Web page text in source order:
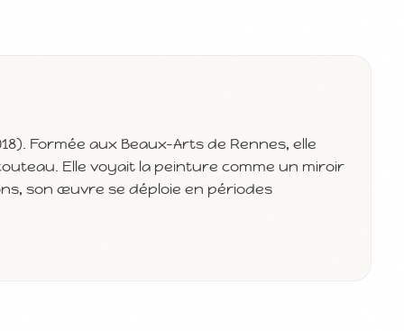
Formée aux Beaux-Arts de Rennes, elle
Elle voyait la peinture comme un miroir
son œuvre se déploie en périodes